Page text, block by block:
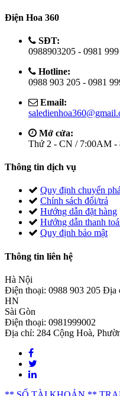
Điện Hoa 360
SĐT:
0988903205 - 0981
Hotline:
0988 903 205 - 0981
Email:
Mở cửa:
Thứ 2 - CN / 7:00AM -
Thông tin dịch vụ
Quy định chuyển
Chính sách đổi/trả
Hướng dẫn đặt hàng
Hướng dẫn thanh
Quy định bảo mật
Thông tin liên hệ
Hà Nội
Điện thoại: 0988 903 205 Địa
HN
Sài Gòn
Điện thoại: 0981999002
Địa chỉ: 284 Cộng Hoà,